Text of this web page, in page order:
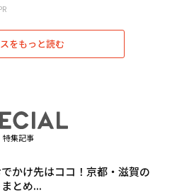
をもっと読む
特集記事
かけ先はココ！京都・滋賀の
とめ...